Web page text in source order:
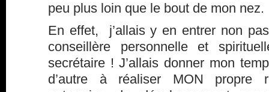
peu plus loin que le bout de mon nez.
En effet, j’allais y en entrer non
conseillère personnelle et
secrétaire ! J’allais donner mon
d’autre à réaliser MON propre